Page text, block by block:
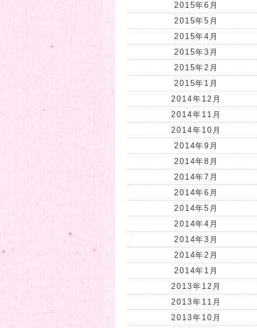
2015年6月
2015年5月
2015年4月
2015年3月
2015年2月
2015年1月
2014年12月
2014年11月
2014年10月
2014年9月
2014年8月
2014年7月
2014年6月
2014年5月
2014年4月
2014年3月
2014年2月
2014年1月
2013年12月
2013年11月
2013年10月